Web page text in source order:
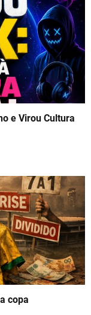
e Virou Cultura
copa